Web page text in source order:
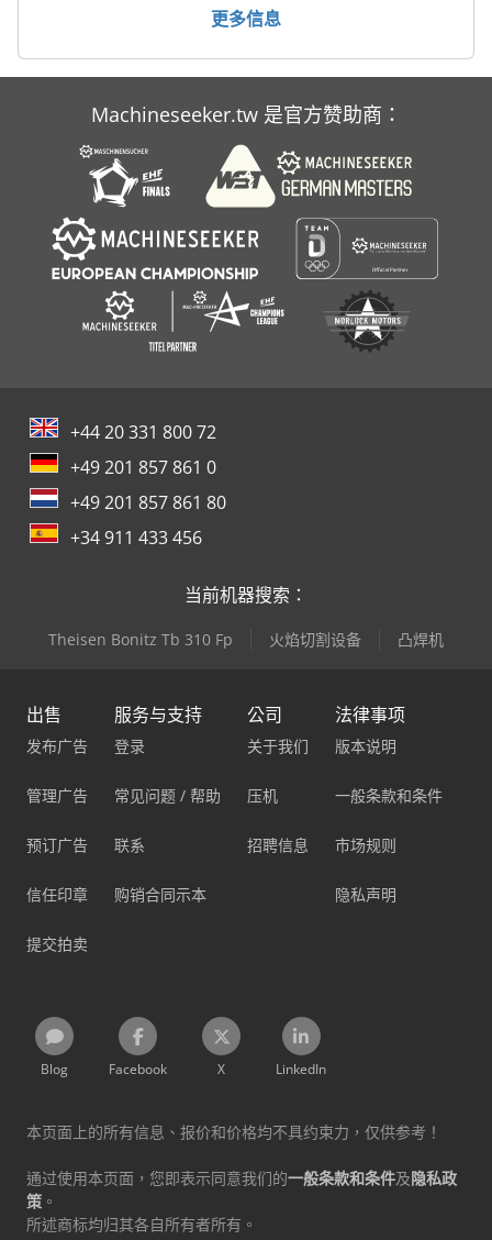
更多信息
Machineseeker.tw 是官方赞助商：
+44 20 331 800 72
+49 201 857 861 0
+49 201 857 861 80
+34 911 433 456
当前机器搜索：
Theisen Bonitz Tb 310 Fp 火焰切割设备 凸焊机
出售
发布广告
管理广告
预订广告
信任印章
提交拍卖
服务与支持
登录
常见问题 / 帮助
联系
购销合同示本
公司
关于我们
压机
招聘信息
法律事项
版本说明
一般条款和条件
市场规则
隐私声明
Blog Facebook X LinkedIn
本页面上的所有信息、报价和价格均不具约束力，仅供参考！
通过使用本页面，您即表示同意我们的一般条款和条件及隐私政
策 。
所述商标均归其各自所有者所有。